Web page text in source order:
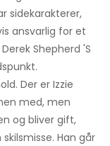
sidekarakterer,
ansvarlig for et
Shepherd 'S
Der er Izzie
med, men
og bliver gift,
Han går